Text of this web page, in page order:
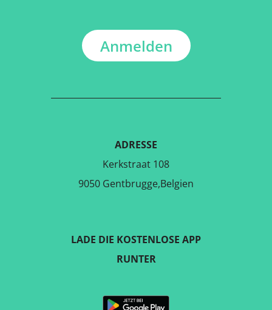
Anmelden
ADRESSE
Kerkstraat 108
9050 Gentbrugge,Belgien
LADE DIE KOSTENLOSE APP
RUNTER